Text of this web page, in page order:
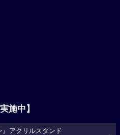
施中】
』アクリルスタンド